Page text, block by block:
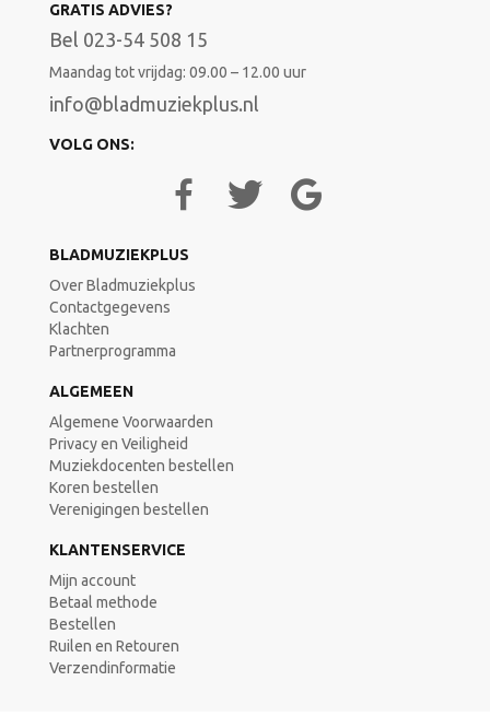
GRATIS ADVIES?
Bel 023-54 508 15
Maandag tot vrijdag: 09.00 – 12.00 uur
info@bladmuziekplus.nl
VOLG ONS:
BLADMUZIEKPLUS
Over Bladmuziekplus
Contactgegevens
Klachten
Partnerprogramma
ALGEMEEN
Algemene Voorwaarden
Privacy en Veiligheid
Muziekdocenten bestellen
Koren bestellen
Verenigingen bestellen
KLANTENSERVICE
Mijn account
Betaal methode
Bestellen
Ruilen en Retouren
Verzendinformatie